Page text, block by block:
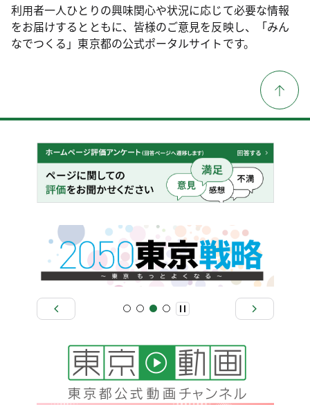
利用者一人ひとりの興味関心や状況に応じて必要な情報
をお届けするとともに、皆様のご意見を反映し、「みん
なでつくる」東京都の公式ポータルサイトです。